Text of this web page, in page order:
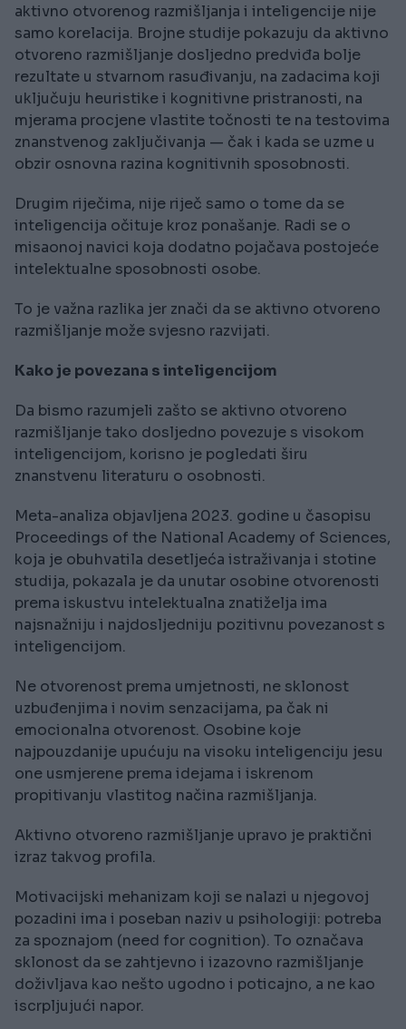
aktivno otvorenog razmišljanja i inteligencije nije
samo korelacija. Brojne studije pokazuju da aktivno
otvoreno razmišljanje dosljedno predviđa bolje
rezultate u stvarnom rasuđivanju, na zadacima koji
uključuju heuristike i kognitivne pristranosti, na
mjerama procjene vlastite točnosti te na testovima
znanstvenog zaključivanja — čak i kada se uzme u
obzir osnovna razina kognitivnih sposobnosti.
Drugim riječima, nije riječ samo o tome da se
inteligencija očituje kroz ponašanje. Radi se o
misaonoj navici koja dodatno pojačava postojeće
intelektualne sposobnosti osobe.
To je važna razlika jer znači da se aktivno otvoreno
razmišljanje može svjesno razvijati.
Kako je povezana s inteligencijom
Da bismo razumjeli zašto se aktivno otvoreno
razmišljanje tako dosljedno povezuje s visokom
inteligencijom, korisno je pogledati širu
znanstvenu literaturu o osobnosti.
Meta-analiza objavljena 2023. godine u časopisu
Proceedings of the National Academy of Sciences,
koja je obuhvatila desetljeća istraživanja i stotine
studija, pokazala je da unutar osobine otvorenosti
prema iskustvu intelektualna znatiželja ima
najsnažniju i najdosljedniju pozitivnu povezanost s
inteligencijom.
Ne otvorenost prema umjetnosti, ne sklonost
uzbuđenjima i novim senzacijama, pa čak ni
emocionalna otvorenost. Osobine koje
najpouzdanije upućuju na visoku inteligenciju jesu
one usmjerene prema idejama i iskrenom
propitivanju vlastitog načina razmišljanja.
Aktivno otvoreno razmišljanje upravo je praktični
izraz takvog profila.
Motivacijski mehanizam koji se nalazi u njegovoj
pozadini ima i poseban naziv u psihologiji: potreba
za spoznajom (need for cognition). To označava
sklonost da se zahtjevno i izazovno razmišljanje
doživljava kao nešto ugodno i poticajno, a ne kao
iscrpljujući napor.